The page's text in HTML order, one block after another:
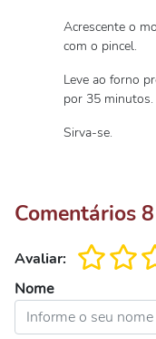
Acrescente o
com o pincel.
Leve ao forno
por 35 minutos.
Sirva-se.
Comentários 8
Avaliar:
Nome